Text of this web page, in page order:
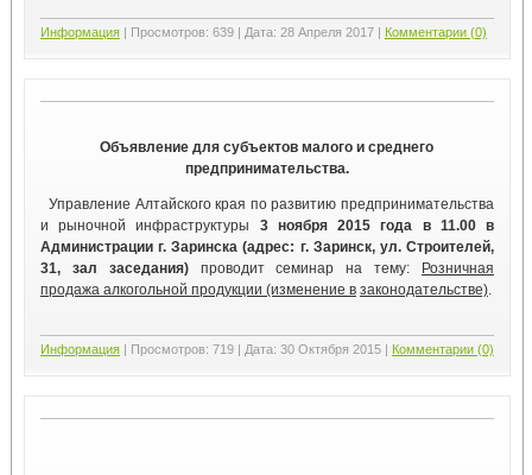
Информация| Просмотров: 639| Дата: 28 Апреля 2017 Комментарии (0)
Объявление для субъектов малого и среднего
предпринимательства.
Управление Алтайского края по развитию предпринимательства
и рыночной инфраструктуры 3 ноября 2015 года в 11.00 в
Администрации г. Заринска (адрес: г. Заринск, ул. Строителей,
31, зал заседания)проводит семинар на тему:
Розничная
продажа алкогольной продукции (изменение в законодательстве).
Информация| Просмотров: 719| Дата: 30 Октября 2015 Комментарии (0)